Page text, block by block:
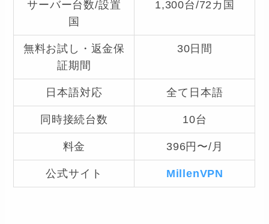
サーバー台数/設置
国
1,300台/72カ国
無料お試し・返金保
証期間
30日間
日本語対応 全て日本語
同時接続台数 10台
料金 396円〜/月
公式サイト MillenVPN